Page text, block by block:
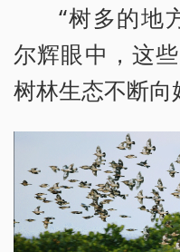
“树多的地
尔辉眼中，这
树林生态不断向